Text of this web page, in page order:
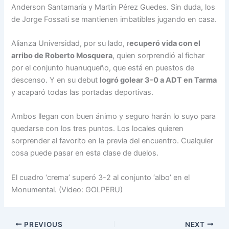
Anderson Santamaría y Martín Pérez Guedes. Sin duda, los
de Jorge Fossati se mantienen imbatibles jugando en casa.
Alianza Universidad, por su lado, recuperó vida con el
arribo de Roberto Mosquera, quien sorprendió al fichar
por el conjunto huanuqueño, que está en puestos de
descenso. Y en su debut logró golear 3-0 a ADT en Tarma
y acaparó todas las portadas deportivas.
Ambos llegan con buen ánimo y seguro harán lo suyo para
quedarse con los tres puntos. Los locales quieren
sorprender al favorito en la previa del encuentro. Cualquier
cosa puede pasar en esta clase de duelos.
El cuadro ‘crema’ superó 3-2 al conjunto ‘albo’ en el
Monumental. (Video: GOLPERU)
PREVIOUS NEXT